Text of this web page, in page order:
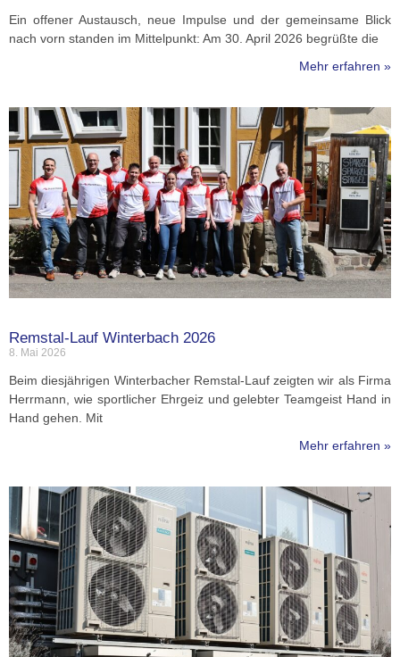
Ein offener Austausch, neue Impulse und der gemeinsame Blick
nach vorn standen im Mittelpunkt: Am 30. April 2026 begrüßte die
Mehr erfahren »
Remstal-Lauf Winterbach 2026
8. Mai 2026
Beim diesjährigen Winterbacher Remstal-Lauf zeigten wir als Firma
Herrmann, wie sportlicher Ehrgeiz und gelebter Teamgeist Hand in
Hand gehen. Mit
Mehr erfahren »